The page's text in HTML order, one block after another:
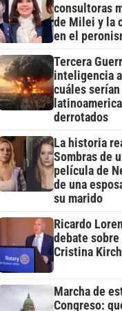
consultoras
de Milei y la
en el
Tercera
inteligencia
cuáles
derrotados
La historia
Sombras de
película de
de una
su marido
Ricardo
debate
Cristina
Marcha de
Congreso: